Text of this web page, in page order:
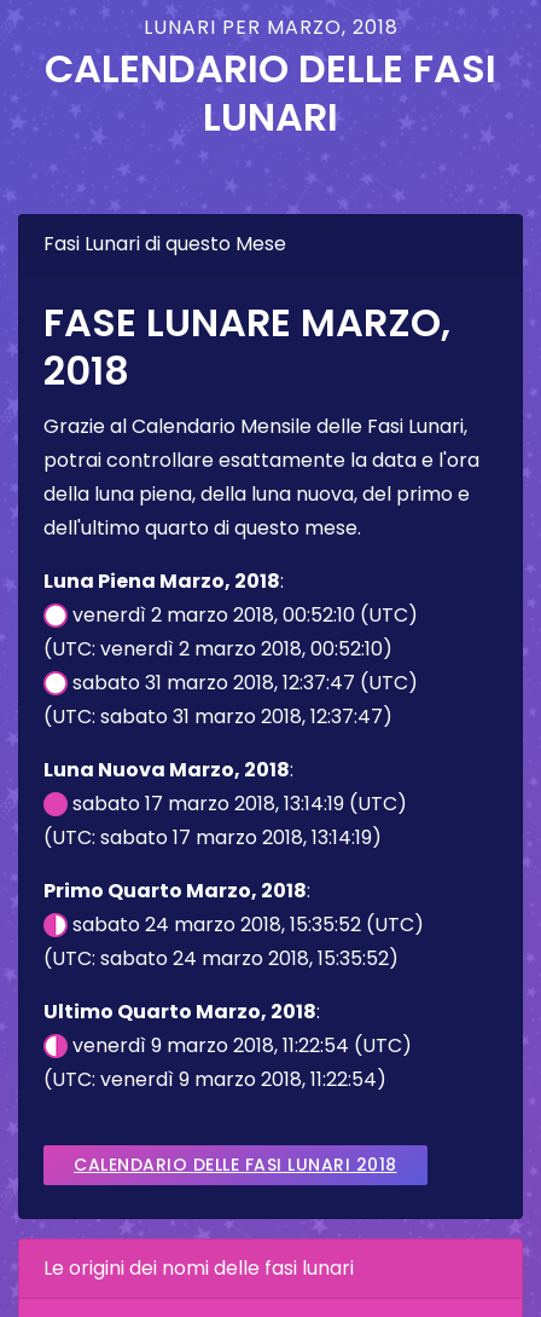
LUNARI PER MARZO, 2018
CALENDARIO DELLE FASI
LUNARI
Fasi Lunari di questo Mese
FASE LUNARE MARZO,
2018
Grazie al Calendario Mensile delle Fasi Lunari,
potrai controllare esattamente la data e l'ora
della luna piena, della luna nuova, del primo e
dell'ultimo quarto di questo mese.
Luna Piena Marzo, 2018:
venerdì 2 marzo 2018, 00:52:10 (UTC)
(UTC: venerdì 2 marzo 2018, 00:52:10)
sabato 31 marzo 2018, 12:37:47 (UTC)
(UTC: sabato 31 marzo 2018, 12:37:47)
Luna Nuova Marzo, 2018:
sabato 17 marzo 2018, 13:14:19 (UTC)
(UTC: sabato 17 marzo 2018, 13:14:19)
Primo Quarto Marzo, 2018:
sabato 24 marzo 2018, 15:35:52 (UTC)
(UTC: sabato 24 marzo 2018, 15:35:52)
Ultimo Quarto Marzo, 2018:
venerdì 9 marzo 2018, 11:22:54 (UTC)
(UTC: venerdì 9 marzo 2018, 11:22:54)
CALENDARIO DELLE FASI LUNARI 2018
Le origini dei nomi delle fasi lunari